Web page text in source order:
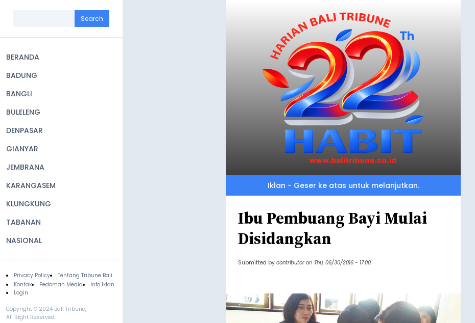
navigation
BERANDA
BADUNG
BANGLI
BULELENG
DENPASAR
GIANYAR
JEMBRANA
KARANGASEM
KLUNGKUNG
TABANAN
NASIONAL
Footer
Privacy Policy
Tentang Tribune Bali
Kontak
Pedoman Media
Info Iklan
Login
Copyright © 2024 Bali Tribune,
All Right Reserved.
Iklan - Geser ke atas untuk melanjutkan.
Ibu Pembuang Bayi Mulai
Disidangkan
Submitted by contributor on Thu, 06/30/2016 - 17:00